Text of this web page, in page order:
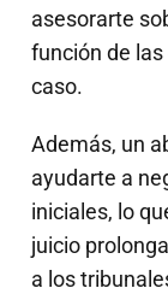
asesorarte
función de
caso.
Además, un
ayudarte a
iniciales, lo
juicio
a los